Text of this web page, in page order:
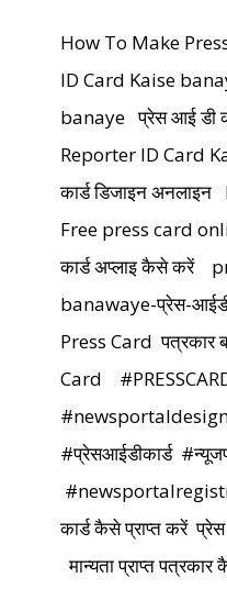
How To Make
ID Card Kaise
banaye प्रेस आई डी
Reporter ID Card
कार्ड डिजाइन अनलाइन
Free press card
कार्ड अप्लाइ कैसे करें
banawaye-प्रेस-
Press Card पत्रकार
Card
#प्रेसआईडीकार्ड
कार्ड कैसे प्राप्त करें
मान्यता प्राप्त